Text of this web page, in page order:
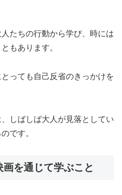
たちの行動から学び、時には
もあります。
っても自己反省のきっかけを
しばしば大人が見落としてい
です。
を通じて学ぶこと